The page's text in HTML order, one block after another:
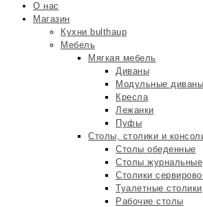
О нас
Магазин
Кухни bulthaup
Мебель
Мягкая мебель
Диваны
Модульные диваны
Кресла
Лежанки
Пуфы
Столы, столики и
Столы обеденные
Столы журнальные
Столики
Туалетные столики
Рабочие столы